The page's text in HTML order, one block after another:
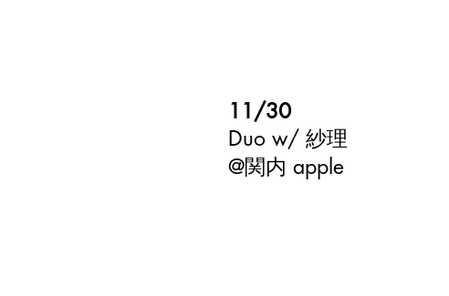
11/30
Duo w/ 紗理
​@関内 apple